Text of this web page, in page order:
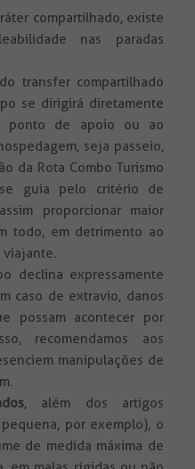
compartilhado, existe
nas paradas
transfer compartilhado
se dirigirá diretamente
ponto de apoio ou ao
seja passeio,
da Rota Combo Turismo
guia pelo critério de
proporcionar maior
todo, em detrimento ao
viajante.
declina expressamente
caso de extravio, danos
possam acontecer por
recomendamos aos
manipulações de
, além dos artigos
por exemplo), o
de medida máxima de